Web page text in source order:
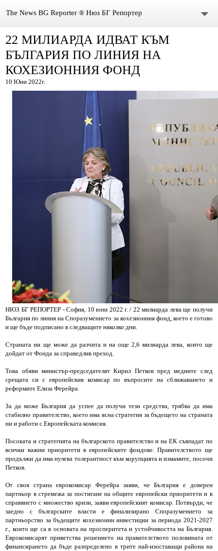
The News BG Reporter ® Нюз БГ Репортер
НОВИНИ
ЗА НАС
КОНТАКТИ
Иван Върбанов – журналист | The News BG Reporter
РЕДАКЦИОННА ПОЛИТИКА НА THE NEWS BG REPORTER
22 МИЛИАРДА ИДВАТ КЪМ
БЪЛГАРИЯ ПО ЛИНИЯ НА
КОХЕЗИОННИЯ ФОНД
10 Юни 2022г.
НЮЗ БГ РЕПОРТЕР - София, 10 юни 2022 г. / 22 милиарда лева ще получи
България по линия на Споразумението за кохезионния фонд, което е готово
и ще бъде подписано в следващите няколко дни.
Страната ни ще може да разчита и на още 2,6 милиарда лева, които ще
дойдат от Фонда за справедлив преход.
Това обяви министър-председателят Кирил Петков пред медиите след
срещата си с европейския комисар по въпросите на сближаването и
реформите Елиза Ферейра.
За да може България да успее да получи тези средства, трябва да има
стабилно правителство, което има ясна стратегия за бъдещето на страната
ни и работи с Европейската комисия.
Посоката и стратегията на българското правителство и на ЕК съвпадат по
всички важни приоритети в европейските фондове. Правителството ще
продължи да има нулева толерантност към корупцията и измамите, посочи
Петков.
От своя страна еврокомисар Ферейра заяви, че България е доверен
партньор в стремежа за постигане на общите европейски приоритети и в
справянето с множество кризи, заяви европейският комисар. Потвърди, че
заедно с българските власти е финализирано Споразумението за
партньорство за бъдещите кохезионни инвестиции за периода 2021-2027
г., които ще са в основата на просперитета и устойчивостта на България.
Еврокомисарят приветства решението на правителството половината от
финансирането да бъде разпределено в трите най-изоставащи района на